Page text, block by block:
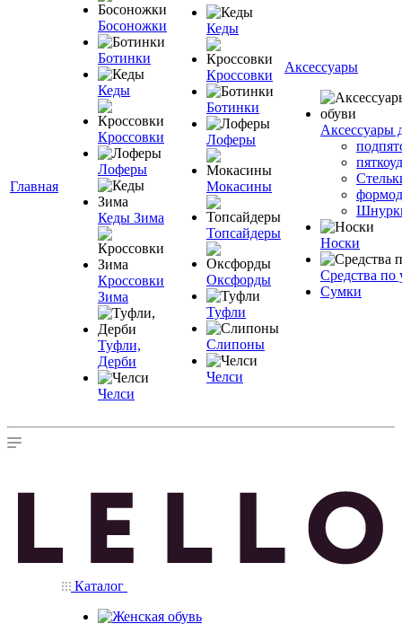
Главная
Босоножки
Ботинки
Кеды
Кроссовки
Лоферы
Кеды Зима
Кроссовки
Зима
Туфли,
Дерби
Челси
Кеды
Кроссовки
Ботинки
Лоферы
Мокасины
Топсайдеры
Оксфорды
Туфли
Слипоны
Челси
Аксессуары
Аксессуары
Носки
Средства по
Сумки
Каталог